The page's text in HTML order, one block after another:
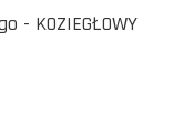
- KOZIEGŁOWY